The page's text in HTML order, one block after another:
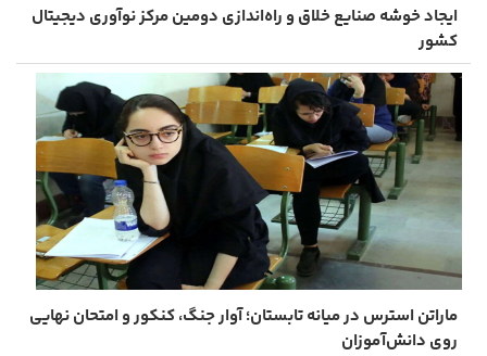
ایجاد خوشه صنایع خلاق و راه‌اندازی دومین مرکز نوآوری دیجیتال
کشور
ماراتن استرس در میانه تابستان؛ آوار جنگ، کنکور و امتحان نهایی
روی دانش‌آموزان